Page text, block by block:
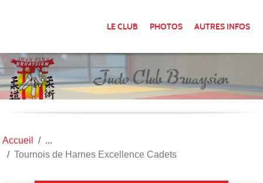
LE CLUB PHOTOS AUTRES INFOS
Accueil
Tournois de Harnes Excellence Cadets